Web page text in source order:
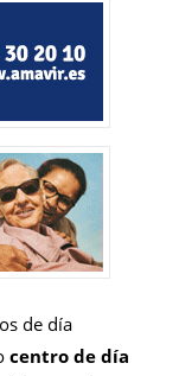
de día
centro de día